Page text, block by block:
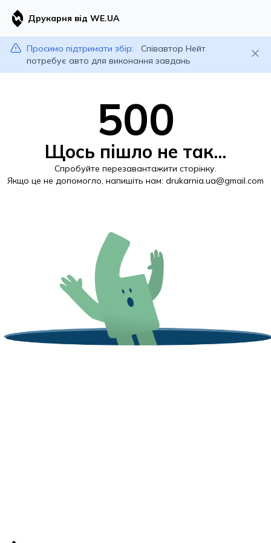
Друкарня від WE.UA
Просимо підтримати збір:
Співавтор Нейт
потребує авто для виконання завдань
500
Щось пішло не так...
Спробуйте перезавантажити сторінку.
Якщо це не допомогло, напишіть нам: drukarnia.ua@gmail.com